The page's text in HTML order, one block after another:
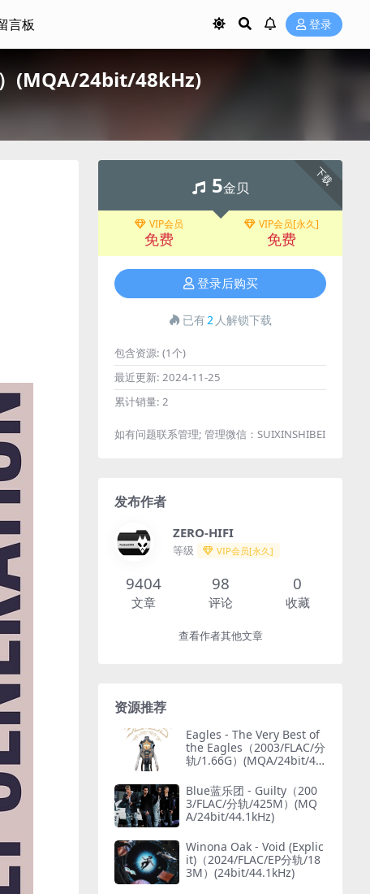
言板 登录
(MQA/24bit/48kHz)
下载
5金贝
VIP会员
免费
VIP会员[永久]
免费
登录后购买
已有2 人解锁下载
包含资源: (1个)
最近更新: 2024-11-25
累计销量: 2
如有问题联系管理; 管理微信：SUIXINSHIBEI
发布作者
ZERO-HIFI
等级 VIP会员[永久]
9404
文章
98
评论
0
收藏
查看作者其他文章
资源推荐
Eagles - The Very Best of
the Eagles（2003/FLAC/分
轨/1.66G）(MQA/24bit/48
Blue蓝乐团 - Guilty（200
3/FLAC/分轨/425M）(MQ
A/24bit/44.1kHz)
Winona Oak - Void (Explic
it)（2024/FLAC/EP分轨/18
3M）(24bit/44.1kHz)